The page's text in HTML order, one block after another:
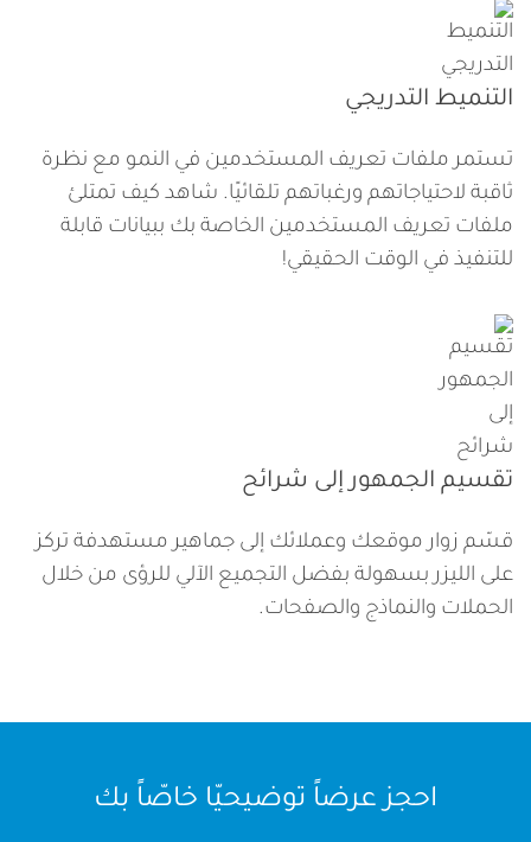
التنميط التدريجي
تستمر ملفات تعريف المستخدمين في النمو مع نظرة
ثاقبة لاحتياجاتهم ورغباتهم تلقائيًا. شاهد كيف تمتلئ
ملفات تعريف المستخدمين الخاصة بك ببيانات قابلة
للتنفيذ في الوقت الحقيقي!
تقسيم الجمهور إلى شرائح
قسّم زوار موقعك وعملائك إلى جماهير مستهدفة تركز
على الليزر بسهولة بفضل التجميع الآلي للرؤى من خلال
الحملات والنماذج والصفحات.
احجز عرضاً توضيحيّا خاصّاً بك